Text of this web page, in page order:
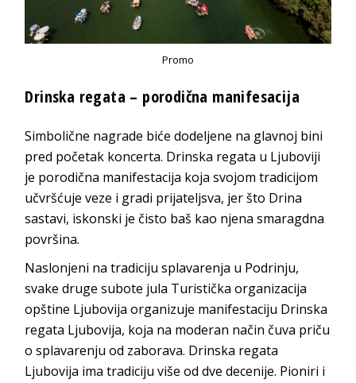
Promo
Drinska regata – porodična manifesacija
Simbolične nagrade biće dodeljene na glavnoj bini
pred početak koncerta. Drinska regata u Ljuboviji
je porodična manifestacija koja svojom tradicijom
učvršćuje veze i gradi prijateljsva, jer što Drina
sastavi, iskonski je čisto baš kao njena smaragdna
površina.
Naslonjeni na tradiciju splavarenja u Podrinju,
svake druge subote jula Turistička organizacija
opštine Ljubovija organizuje manifestaciju Drinska
regata Ljubovija, koja na moderan način čuva priču
o splavarenju od zaborava. Drinska regata
Ljubovija ima tradiciju više od dve decenije. Pioniri i